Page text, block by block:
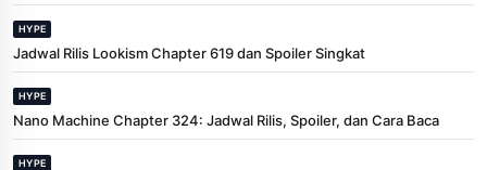
HYPE
Jadwal Rilis Lookism Chapter 619 dan Spoiler Singkat
HYPE
Nano Machine Chapter 324: Jadwal Rilis, Spoiler, dan Cara Baca
HYPE